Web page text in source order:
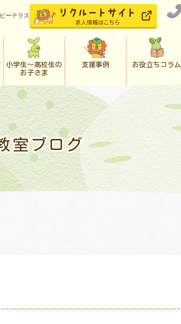
ーテラス
小学生〜高校生の
お子さま
支援事例 お役立ちコラム
室ブログ